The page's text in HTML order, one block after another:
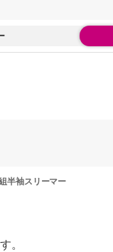
袖スリーマー
。